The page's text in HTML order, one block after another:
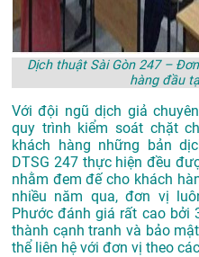
Dịch thuật Sài Gòn 247 –
hàng đầu
Với đội ngũ dịch giả
quy trình kiểm soát chặt
khách hàng những bản
DTSG 247 thực hiện đều
nhằm đem đế cho khách
nhiều năm qua, đơn vị
Phước đánh giá rất cao bởi
thành cạnh tranh và bảo
thể liên hệ với đơn vị theo